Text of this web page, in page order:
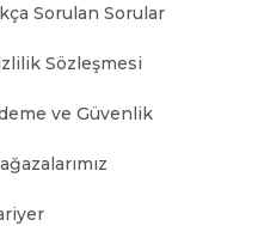
Sorulan Sorular
Sözleşmesi
ve Güvenlik